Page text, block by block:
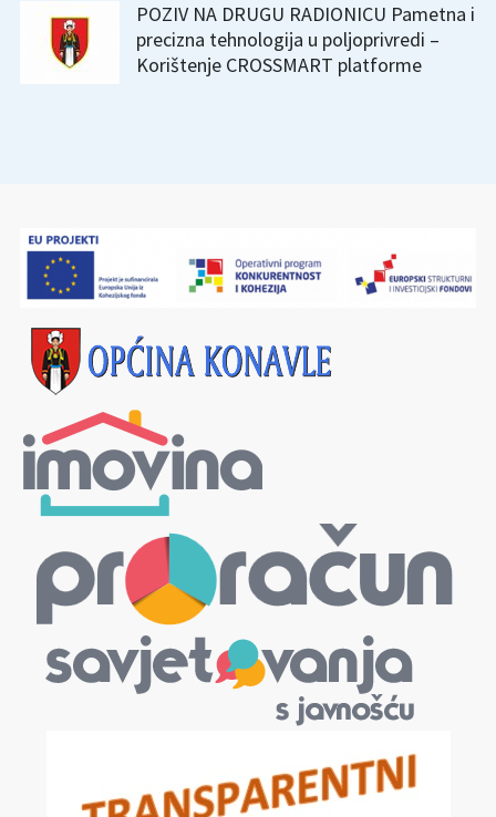
POZIV NA DRUGU RADIONICU Pametna i
precizna tehnologija u poljoprivredi –
Korištenje CROSSMART platforme